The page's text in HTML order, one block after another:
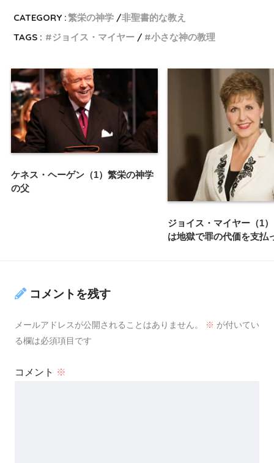
CATEGORY :繁栄の神学
非聖書的な教え
TAGS :
ジョイス・マイヤー 小さな神の教理
ケネス・ヘーゲン（1）繁栄の神学
の父
ジョイス・マイヤー（1
は地獄で罪の代価を支払
コメントを残す
メールアドレスが公開されることはありません。 ※ が付いてい
る欄は必須項目です
コメント ※